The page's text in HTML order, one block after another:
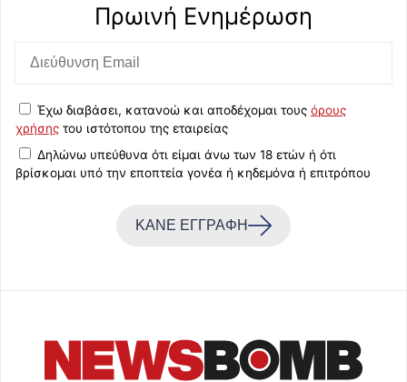
Πρωινή Eνημέρωση
Έχω διαβάσει, κατανοώ και αποδέχομαι τους όρους
χρήσης του ιστότοπου της εταιρείας
Δηλώνω υπεύθυνα ότι είμαι άνω των 18 ετών ή ότι
βρίσκομαι υπό την εποπτεία γονέα ή κηδεμόνα ή επιτρόπου
ΚΑΝΕ ΕΓΓΡΑΦΗ